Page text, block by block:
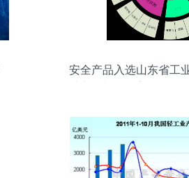
安全产品入选山东省工